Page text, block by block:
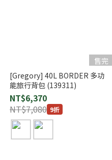
售完
[Gregory] 40L BORDER 多功
能旅行背包 (139311)
NT$6,370
NT$7,080 9折